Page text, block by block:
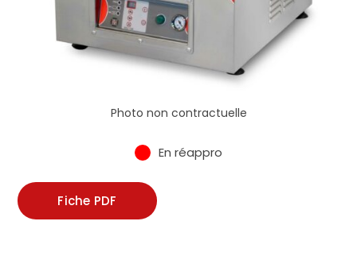
Photo non contractuelle
En réappro
Fiche PDF